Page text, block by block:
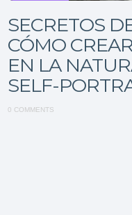
SECRETOS
CÓMO
EN LA
SELF-
0 COMMENTS